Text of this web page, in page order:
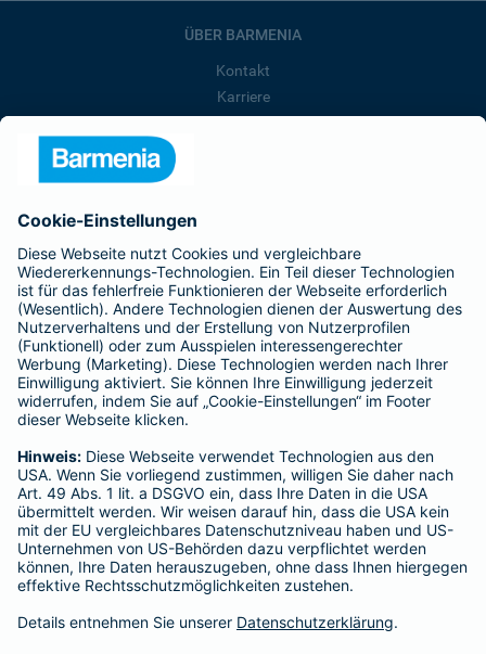
ÜBER BARMENIA
Kontakt
Karriere
Barmenia ist Teil der BarmeniaGothaer
BELIEBTE SEITEN
Kranken-Zusatzversicherung
Tierversicherungen
Haftpflichtversicherung
Hausratversicherung
Adresse ändern
Schaden melden
Kilometerstandsmeldung
Serviceübersicht